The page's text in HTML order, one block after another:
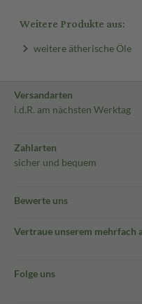
Weitere Produkte aus:
weitere ätherische Öle
Versandarten
i.d.R. am nächsten Werktag
Zahlarten
sicher und bequem
Bewerte uns
Vertraue unserem mehrfach
Folge uns